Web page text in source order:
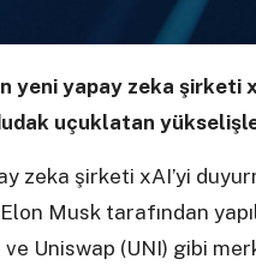
yeni yapay zeka şirketi
uçuklatan
zeka şirketi xAI’yi
Musk tarafından
ve Uniswap (UNI) gibi